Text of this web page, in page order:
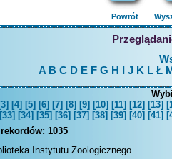
Powrót
A B C D EFG H J K L Ł M
[3] [4] [5] [6] [7] [8] [9] [10] [11] [12] [13]
[33] [34] [35] [36] [37] [38] [39] [40] [41]
1035
Instytutu Zoologicznego